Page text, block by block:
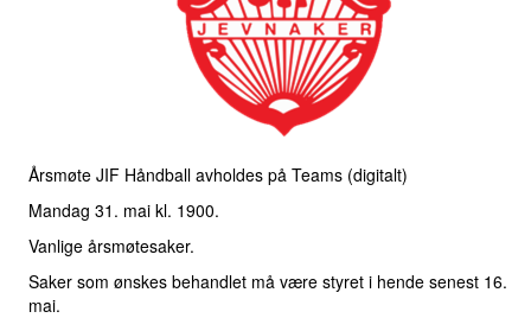
Årsmøte JIF Håndball avholdes på Teams (digitalt)
Mandag 31. mai kl. 1900.
Vanlige årsmøtesaker.
Saker som ønskes behandlet må være styret i hende senest 16.
mai.